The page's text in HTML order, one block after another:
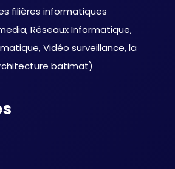
filières informatiques
Réseaux Informatique,
Vidéo surveillance, la
batimat)